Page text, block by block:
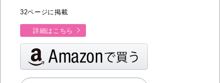
32ページに掲載
詳細はこちら